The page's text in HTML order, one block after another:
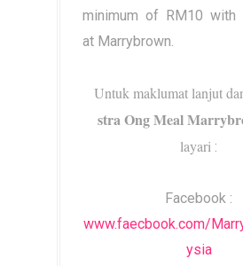
minimum of RM10 with
at Marrybrown.
Untuk maklumat lanjut
stra Ong Meal
layari :
Facebook :
www.faecbook.com/
ysia